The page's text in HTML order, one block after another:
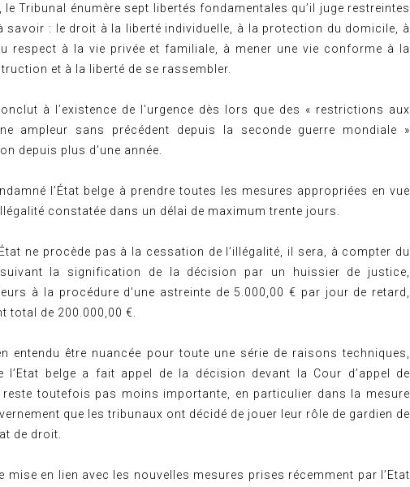
Tribunal énumère sept libertés fondamentales qu’il juge restreintes
savoir : le droit à la liberté individuelle, à la protection du domicile, à
respect à la vie privée et familiale, à mener une vie conforme à la
et à la liberté de se rassembler.
à l’existence de l’urgence dès lors que des « restrictions aux
ampleur sans précédent depuis la seconde guerre mondiale »
depuis plus d’une année.
l’État belge à prendre toutes les mesures appropriées en vue
constatée dans un délai de maximum trente jours.
ne procède pas à la cessation de l’illégalité, il sera, à compter du
suivant la signification de la décision par un huissier de justice,
à la procédure d’une astreinte de 5.000,00 € par jour de retard,
total de 200.000,00 €.
entendu être nuancée pour toute une série de raisons techniques,
l’Etat belge a fait appel de la décision devant la Cour d’appel de
reste toutefois pas moins importante, en particulier dans la mesure
que les tribunaux ont décidé de jouer leur rôle de gardien de
de droit.
mise en lien avec les nouvelles mesures prises récemment par l’Etat